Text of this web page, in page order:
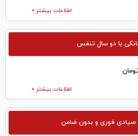
اطلاعات بیشتر >
با دو سال تنفس
اطلاعات بیشتر >
صیادی فوری و بدون ضامن